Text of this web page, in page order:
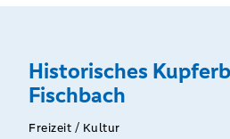
Historisches
Fischbach
Freizeit / Kultur